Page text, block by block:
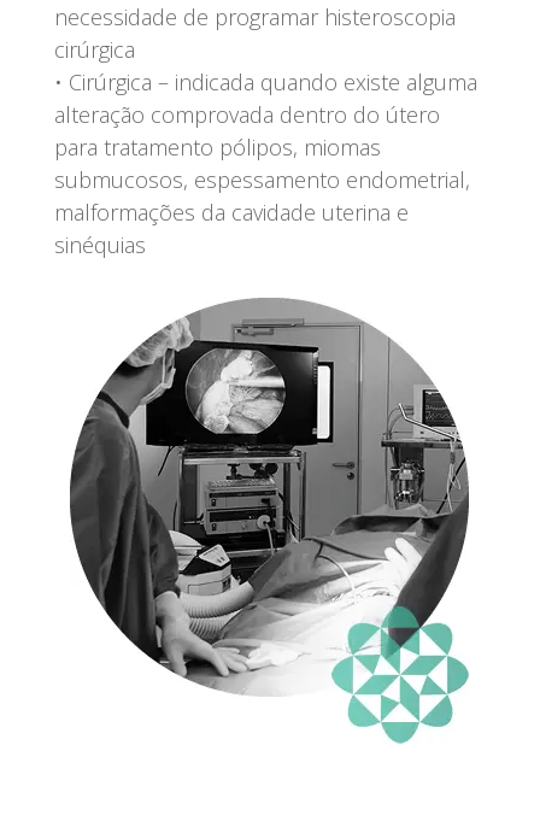
necessidade de programar histeroscopia
cirúrgica
• Cirúrgica – indicada quando existe alguma
alteração comprovada dentro do útero
para tratamento pólipos, miomas
submucosos, espessamento endometrial,
malformações da cavidade uterina e
sinéquias